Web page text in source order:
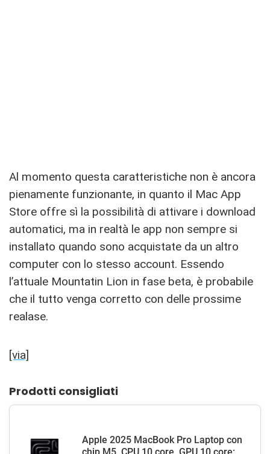
Al momento questa caratteristiche non è ancora
pienamente funzionante, in quanto il Mac App
Store offre sì la possibilità di attivare i download
automatici, ma in realtà le app non sempre si
installato quando sono acquistate da un altro
computer con lo stesso account. Essendo
l’attuale Mountatin Lion in fase beta, è probabile
che il tutto venga corretto con delle prossime
realase.
[via]
Prodotti consigliati
Apple 2025 MacBook Pro Laptop con